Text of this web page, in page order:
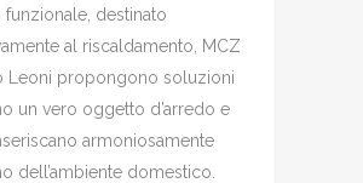
destinato
al riscaldamento, MCZ
Leoni propongono soluzioni
un vero oggetto d’arredo e
armoniosamente
dell’ambiente domestico.